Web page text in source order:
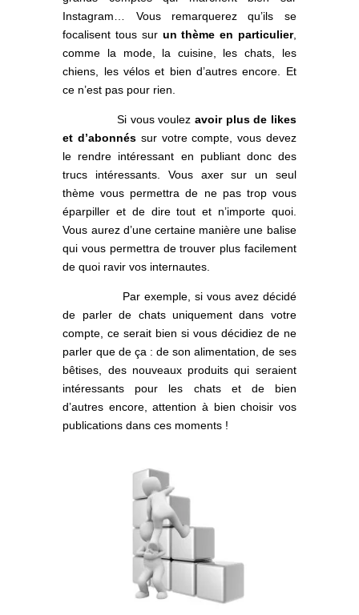
Instagram… Vous remarquerez qu’ils se
focalisent tous sur un thème en particulier,
comme la mode, la cuisine, les chats, les
chiens, les vélos et bien d’autres encore. Et
ce n’est pas pour rien.
Si vous voulez avoir plus de likes
et d’abonnés sur votre compte, vous devez
le rendre intéressant en publiant donc des
trucs intéressants. Vous axer sur un seul
thème vous permettra de ne pas trop vous
éparpiller et de dire tout et n’importe quoi.
Vous aurez d’une certaine manière une balise
qui vous permettra de trouver plus facilement
de quoi ravir vos internautes.
Par exemple, si vous avez décidé
de parler de chats uniquement dans votre
compte, ce serait bien si vous décidiez de ne
parler que de ça : de son alimentation, de ses
bêtises, des nouveaux produits qui seraient
intéressants pour les chats et de bien
d’autres encore, attention à bien choisir vos
publications dans ces moments !